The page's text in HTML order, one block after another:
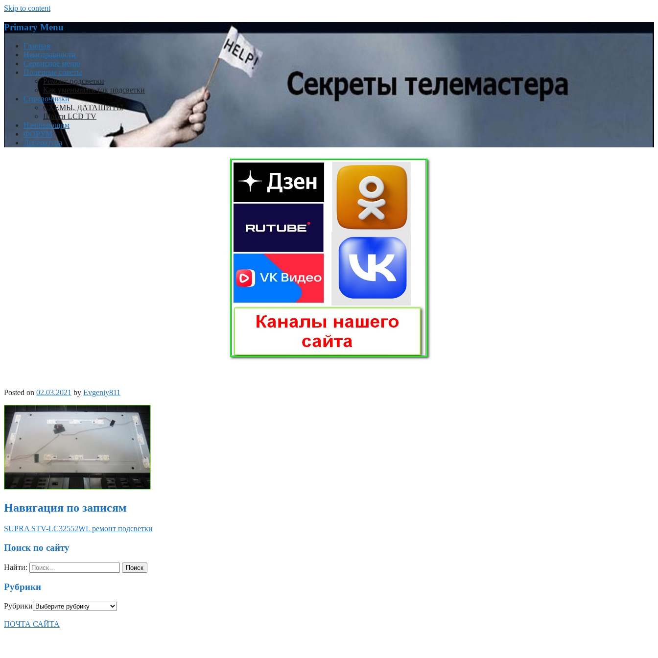
Skip to content
Primary Menu
Главная
Неисправности
Сервисное меню
Полезные советы
Ремонт подсветки
Как уменьшить ток подсветки
Справочники
СХЕМЫ, ДАТАШИТЫ
Шасси LCD TV
Начинающим
ФОРУМ
Литература
Posted on 02.03.2021 by Evgeniy811
Навигация по записям
SUPRA STV-LC32552WL ремонт подсветки
Поиск по сайту
Найти:
Рубрики
Рубрики
ПОЧТА САЙТА